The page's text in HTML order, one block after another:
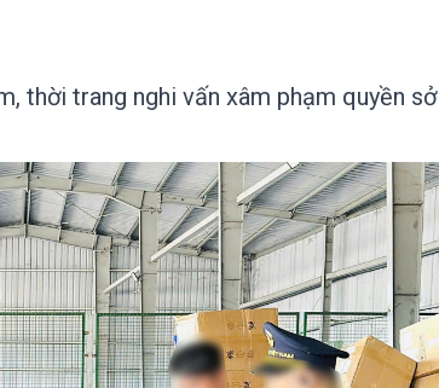
thời trang nghi vấn xâm phạm quyền sở